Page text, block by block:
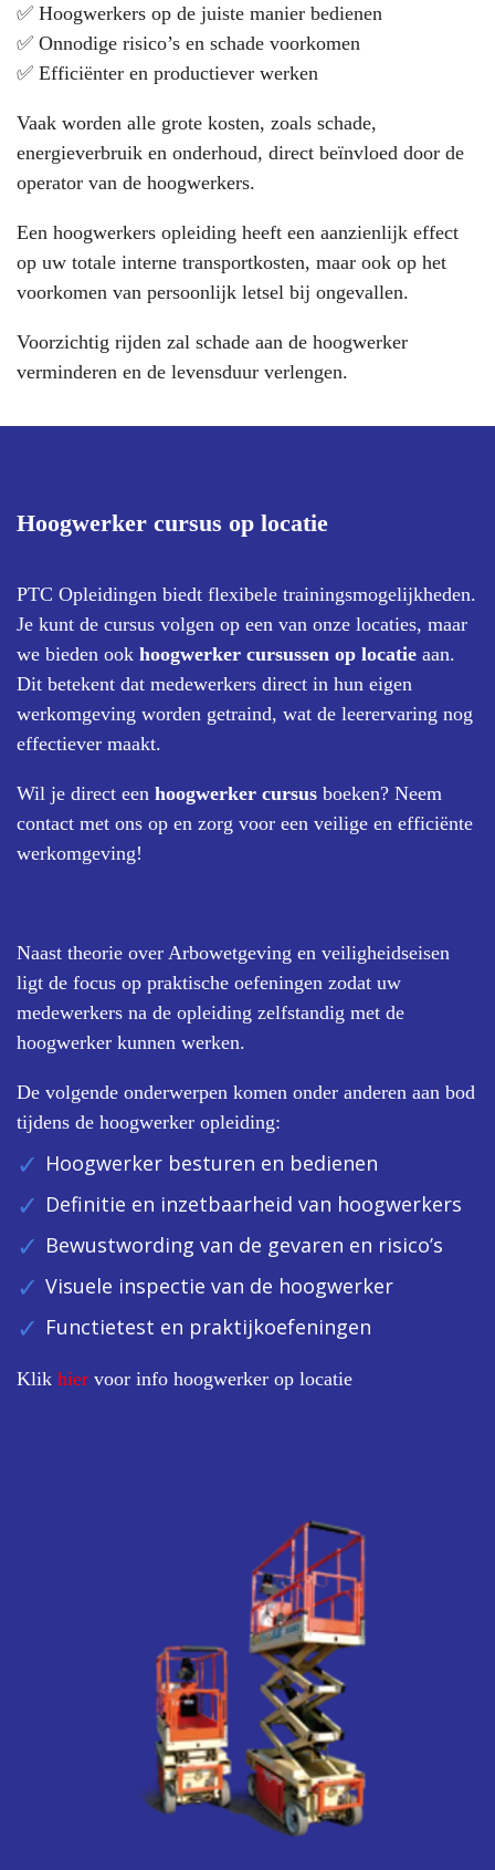
✅ Hoogwerkers op de juiste manier bedienen
✅ Onnodige risico’s en schade voorkomen
✅ Efficiënter en productiever werken
Vaak worden alle grote kosten, zoals schade,
energieverbruik en onderhoud, direct beïnvloed door de
operator van de hoogwerkers.
Een hoogwerkers opleiding heeft een aanzienlijk effect
op uw totale interne transportkosten, maar ook op het
voorkomen van persoonlijk letsel bij ongevallen.
Voorzichtig rijden zal schade aan de hoogwerker
verminderen en de levensduur verlengen.
Hoogwerker cursus op locatie
PTC Opleidingen biedt flexibele trainingsmogelijkheden.
Je kunt de cursus volgen op een van onze locaties, maar
we bieden ook hoogwerker cursussen op locatie aan.
Dit betekent dat medewerkers direct in hun eigen
werkomgeving worden getraind, wat de leerervaring nog
effectiever maakt.
Wil je direct een hoogwerker cursus boeken? Neem
contact met ons op en zorg voor een veilige en efficiënte
werkomgeving!
Naast theorie over Arbowetgeving en veiligheidseisen
ligt de focus op praktische oefeningen zodat uw
medewerkers na de opleiding zelfstandig met de
hoogwerker kunnen werken.
De volgende onderwerpen komen onder anderen aan bod
tijdens de hoogwerker opleiding:
Hoogwerker besturen en bedienen
Definitie en inzetbaarheid van hoogwerkers
Bewustwording van de gevaren en risico’s
Visuele inspectie van de hoogwerker
Functietest en praktijkoefeningen
Klik hier voor info hoogwerker op locatie